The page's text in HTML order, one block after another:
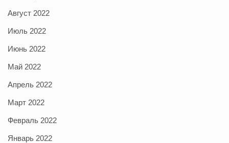
Август 2022
Июль 2022
Июнь 2022
Май 2022
Апрель 2022
Март 2022
Февраль 2022
Январь 2022